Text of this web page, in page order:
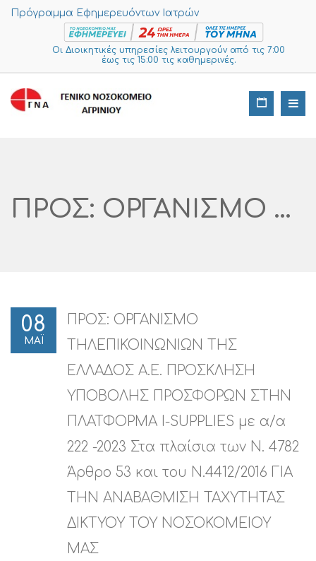
Πρόγραμμα Εφημερευόντων Ιατρών
Οι Διοικητικές υπηρεσίες λειτουργούν από τις 7:00
έως τις 15:00 τις καθημερινές.
ΠΡΟΣ: ΟΡΓΑΝΙΣΜΟ ΤΗΛΕΠΙΚΟΙΝΩΝΙΩΝ ΤΗΣ ΕΛΛΑΔΟΣ Α.Ε. ΠΡΟΣΚΛΗΣΗ ΥΠΟΒΟΛΗΣ ΠΡΟΣΦΟΡΩΝ ΣΤΗΝ ΠΛΑΤΦΟΡΜΑ I-SUPPLIES Με Α/α 222 -2023 Στα Πλαίσια Των Ν. 4782 Άρθρο 53 Και Του Ν.4412/2016 ΓΙΑ ΤΗΝ ΑΝΑΒΑΘΜΙΣΗ ΤΑΧΥΤΗΤΑΣ ΔΙΚΤΥΟΥ ΤΟΥ ΝΟΣΟΚΟΜΕΙΟΥ ΜΑΣ
08
ΜΑΪ
ΠΡΟΣ: ΟΡΓΑΝΙΣΜΟ
ΤΗΛΕΠΙΚΟΙΝΩΝΙΩΝ ΤΗΣ
ΕΛΛΑΔΟΣ Α.Ε. ΠΡΟΣΚΛΗΣΗ
ΥΠΟΒΟΛΗΣ ΠΡΟΣΦΟΡΩΝ ΣΤΗΝ
ΠΛΑΤΦΟΡΜΑ I-SUPPLIES με α/α
222 -2023 Στα πλαίσια των Ν. 4782
Άρθρο 53 και του Ν.4412/2016 ΓΙΑ
ΤΗΝ ΑΝΑΒΑΘΜΙΣΗ ΤΑΧΥΤΗΤΑΣ
ΔΙΚΤΥΟΥ ΤΟΥ ΝΟΣΟΚΟΜΕΙΟΥ
ΜΑΣ